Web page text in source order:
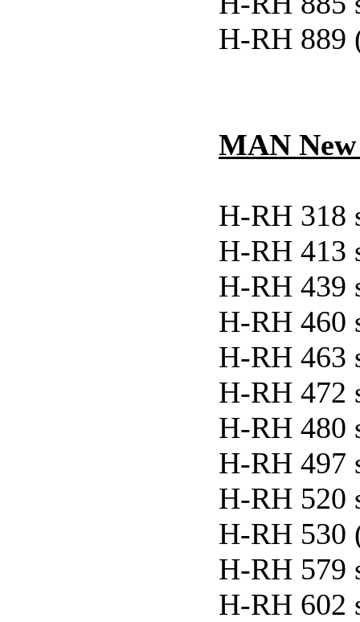
H-RH 889
MAN
H-RH 318
H-RH 413
H-RH 439
H-RH 460
H-RH 463
H-RH 472
H-RH 480
H-RH 497
H-RH 520
H-RH 530
H-RH 579
H-RH 602